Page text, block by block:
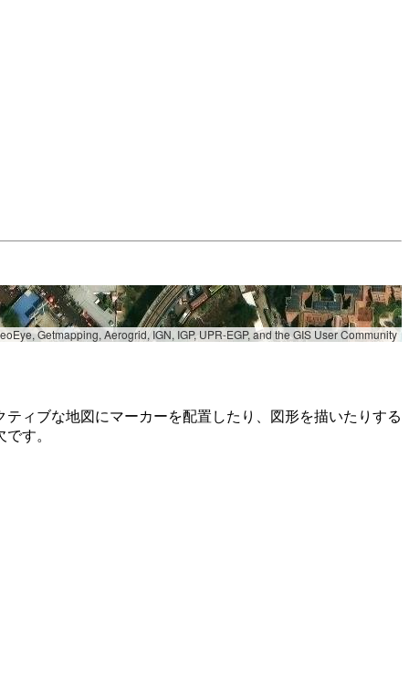
Getmapping, Aerogrid, IGN, IGP, UPR-EGP, and the GIS User Community
ィブな地図にマーカーを配置したり、図形を描いたりする
す。